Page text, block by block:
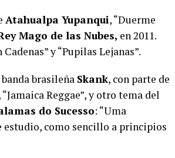
Atahualpa Yupanqui, “Duerme
Mago de las Nubes, en 2011.
y “Pupilas Lejanas”.
brasileña Skank, con parte de
Reggae”, y otro tema del
do Sucesso: “Uma
estudio, como sencillo a principios